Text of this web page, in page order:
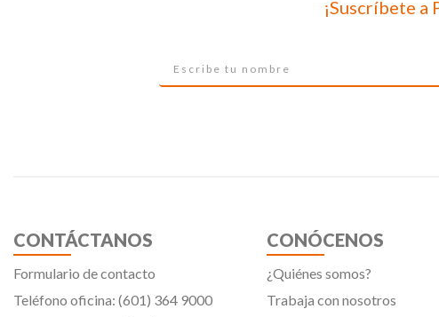
¡Suscríbete a
CONTÁCTANOS
Formulario de contacto
Teléfono oficina: (601) 364 9000
CONÓCENOS
¿Quiénes somos?
Trabaja con nosotros